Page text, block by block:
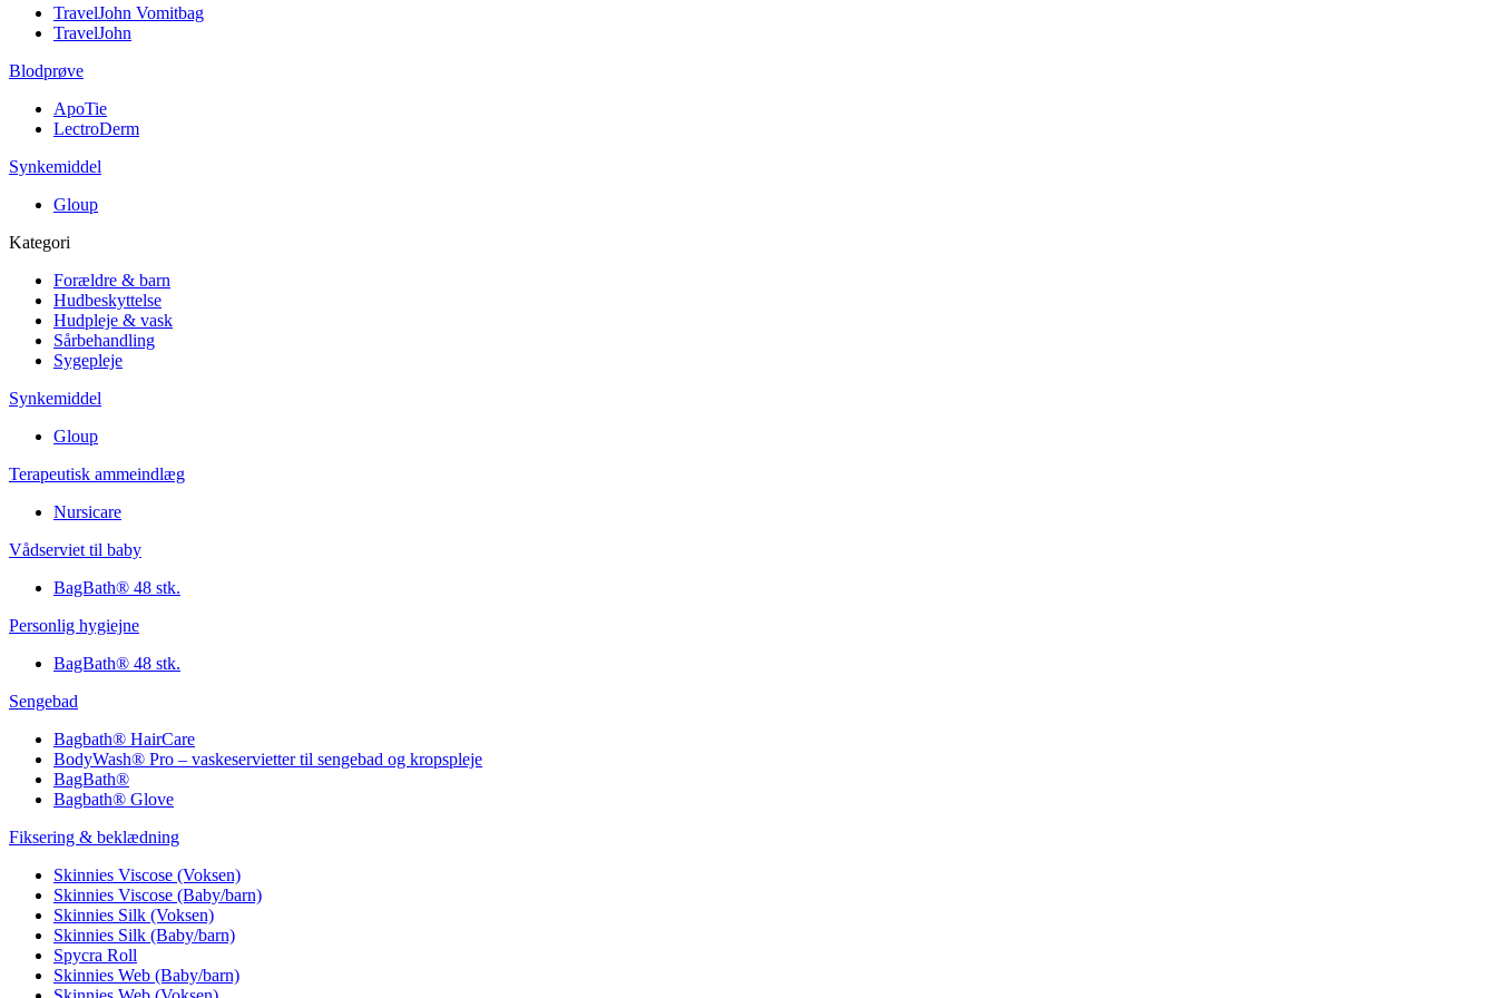
TravelJohn Vomitbag
TravelJohn
Blodprøve
ApoTie
LectroDerm
Synkemiddel
Gloup
Kategori
Forældre & barn
Hudbeskyttelse
Hudpleje & vask
Sårbehandling
Sygepleje
Synkemiddel
Gloup
Terapeutisk ammeindlæg
Nursicare
Vådserviet til baby
BagBath® 48 stk.
Personlig hygiejne
BagBath® 48 stk.
Sengebad
Bagbath® HairCare
BodyWash® Pro – vaskeservietter til sengebad og kropspleje
BagBath®
Bagbath® Glove
Fiksering & beklædning
Skinnies Viscose (Voksen)
Skinnies Viscose (Baby/barn)
Skinnies Silk (Voksen)
Skinnies Silk (Baby/barn)
Spycra Roll
Skinnies Web (Baby/barn)